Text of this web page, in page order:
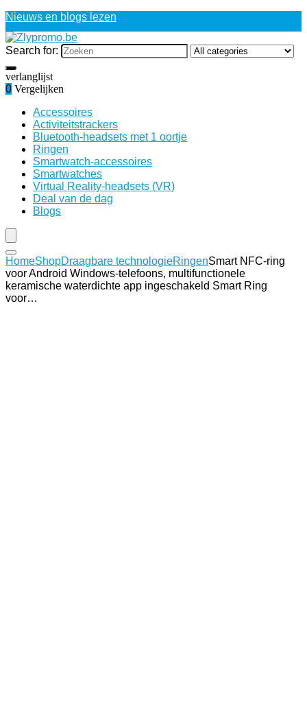
Nieuws en blogs lezen
Search for:
verlanglijst
0 Vergelijken
Accessoires
Activiteitstrackers
Bluetooth-headsets met 1 oortje
Ringen
Smartwatch-accessoires
Smartwatches
Virtual Reality-headsets (VR)
Deal van de dag
Blogs
HomeShopDraagbare technologieRingenSmart NFC-ring
voor Android Windows-telefoons, multifunctionele
keramische waterdichte app ingeschakeld Smart Ring
voor…